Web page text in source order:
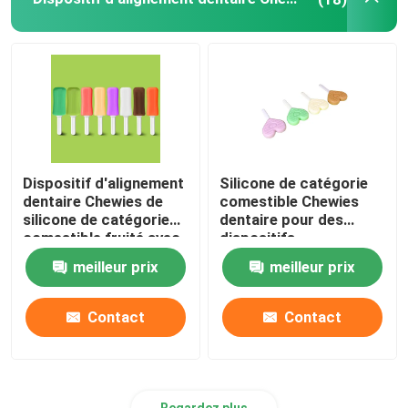
Kit de polissage dentaire
Brosse de nettoyage de dentier
Cire dentaire orthodontique
Pièces d'éjecteur de salive
Consommables dentaires
Dispositif d'alignement
dentaire Chewies de
silicone de catégorie
comestible fruité avec
la poignée
meilleur prix
Contact
Silicone de catégorie
comestible Chewies
dentaire pour des
dispositifs
d'alignement en forme
de coeur avec la
poignée
meilleur prix
Contact